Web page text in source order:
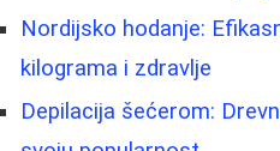
Nordijsko hodanje:
kilograma i zdravlje
Depilacija šećerom: